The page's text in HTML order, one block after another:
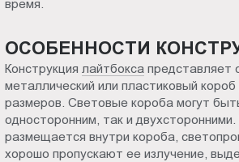
время.
ОСОБЕННОСТИ
Конструкция лайтбокса представляет
металлический или пластиковый
размеров. Световые короба могут
односторонним, так и
размещается внутри короба,
хорошо пропускают ее излучение,
Пт.:
18.00
Сб.,
Вс.:
выходной